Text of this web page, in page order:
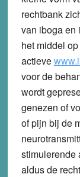
rechtbank
van iboga en
het middel
actieve
voor de
wordt
genezen of
of pijn bij de
stimulerende
aldus de